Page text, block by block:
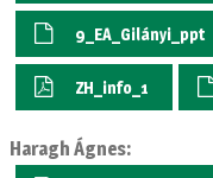
9_EA_Gilányi_ppt
ZH_info_1
Haragh Ágnes: